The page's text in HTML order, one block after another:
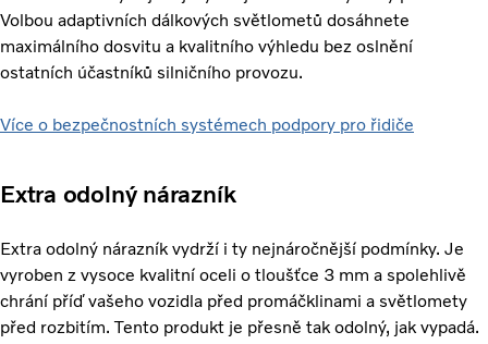
Volbou adaptivních dálkových světlometů dosáhnete
maximálního dosvitu a kvalitního výhledu bez oslnění
ostatních účastníků silničního provozu.
Více o bezpečnostních systémech podpory pro řidiče
Extra odolný nárazník
Extra odolný nárazník vydrží i ty nejnáročnější podmínky. Je
vyroben z vysoce kvalitní oceli o tloušťce 3 mm a spolehlivě
chrání příď vašeho vozidla před promáčklinami a světlomety
před rozbitím. Tento produkt je přesně tak odolný, jak vypadá.